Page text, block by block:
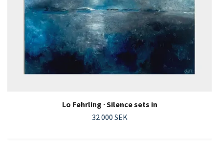
Lo Fehrling · Silence sets in
32 000 SEK